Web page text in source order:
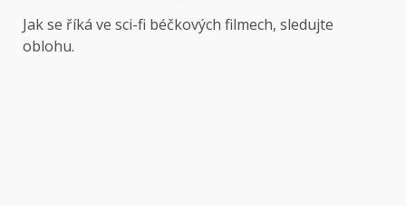
Jak se říká ve sci-fi béčkových filmech, sledujte
oblohu.